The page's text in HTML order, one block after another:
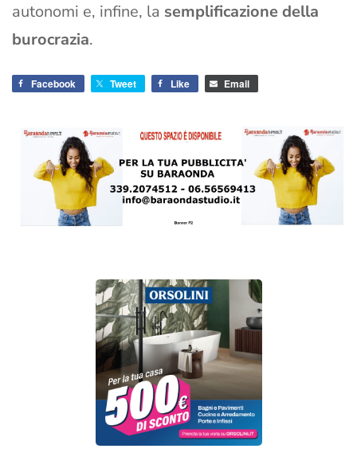
autonomi e, infine, la semplificazione della
burocrazia.
Facebook Tweet Like Email